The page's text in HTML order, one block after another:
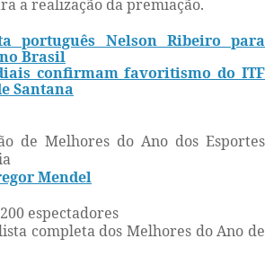
a realização da premiação.
português Nelson Ribeiro para
Brasil
confirmam favoritismo do ITF
Santana
de Melhores do Ano dos Esportes
Mendel
espectadores
completa dos Melhores do Ano de